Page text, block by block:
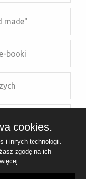
made"
booki
cookies.
i innych technologii.
zgodę na ich